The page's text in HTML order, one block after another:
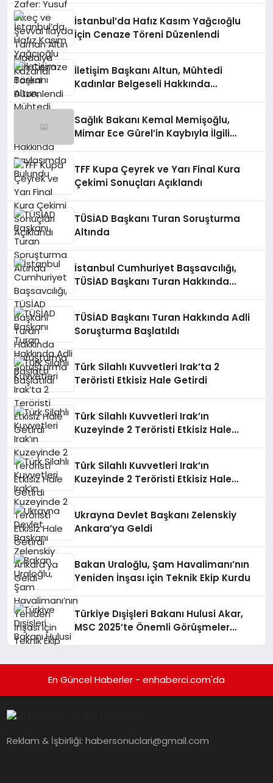
İstanbul’da Hafız Kasım Yağcıoğlu
İçin Cenaze Töreni Düzenlendi
İletişim Başkanı Altun, Mühtedi
Kadınlar Belgeseli Hakkında
Sağlık Bakanı Kemal Memişoğlu,
Mimar Ece Gürel’in Kaybıyla İlgili
TFF Kupa Çeyrek ve Yarı Final Kura
Çekimi Sonuçları Açıklandı
TÜSİAD Başkanı Turan Soruşturma
Altında
İstanbul Cumhuriyet Başsavcılığı,
TÜSİAD Başkanı Turan Hakkında
TÜSİAD Başkanı Turan Hakkında Adli
Soruşturma Başlatıldı
Türk Silahlı Kuvvetleri Irak’ta 2
Teröristi Etkisiz Hale Getirdi
Türk Silahlı Kuvvetleri Irak’ın
Kuzeyinde 2 Teröristi Etkisiz Hale
Türk Silahlı Kuvvetleri Irak’ın
Kuzeyinde 2 Teröristi Etkisiz Hale
Ukrayna Devlet Başkanı Zelenskiy
Ankara’ya Geldi
Bakan Uraloğlu, Şam Havalimanı’nın
Yeniden İnşası için Teknik Ekip Kurdu
Türkiye Dışişleri Bakanı Hulusi Akar,
MSC 2025’te Önemli Görüşmeler
En Güncel Haberler - enhaberci.com'da
Reklam & İşbirliği:habersonuclari@gmail.com